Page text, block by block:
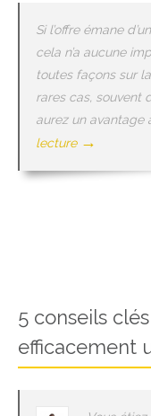
Si l’offre émane
cela n’a aucune
toutes façons sur
rares cas, souvent
aurez un avantage
lecture →
5 conseils
efficacement